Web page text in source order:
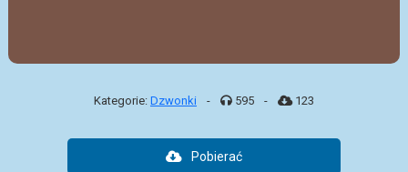
Kategorie: Dzwonki - 595 - 123
Pobierać